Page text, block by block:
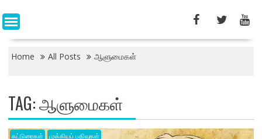
Home All Posts ஆளுமைகள்
TAG:ஆளுமைகள்
கட்டுரைகள் முக்கியப் பதிவுகள்